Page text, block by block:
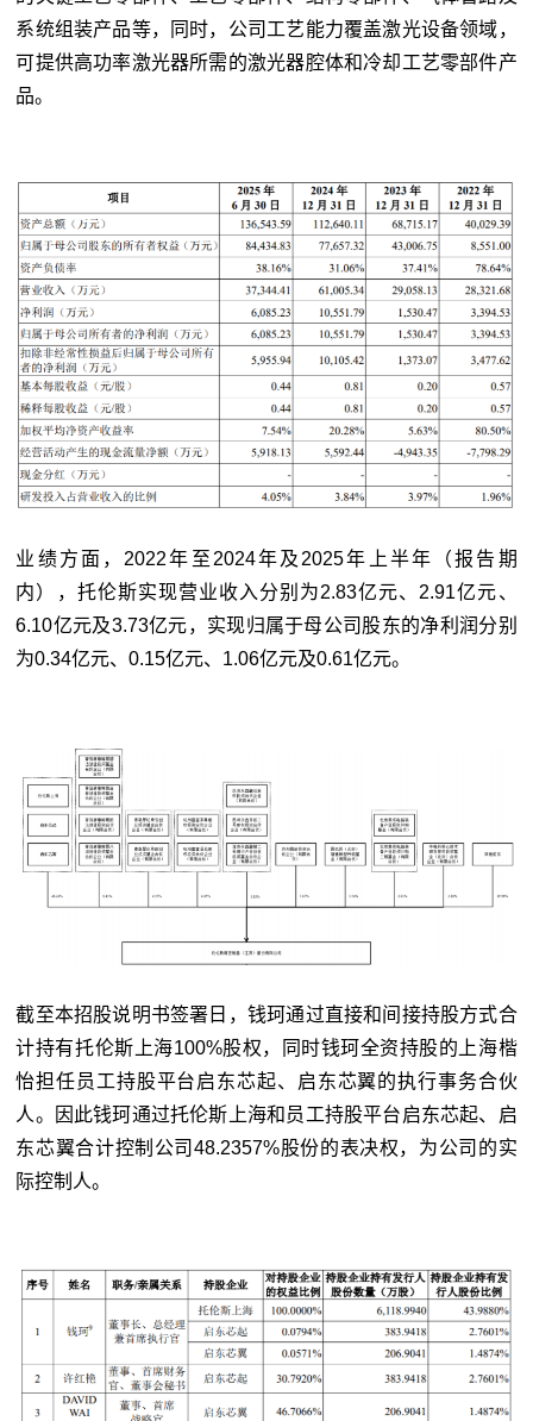
系统组装产品等，同时，公司工艺能力覆盖激光设备领域，
可提供高功率激光器所需的激光器腔体和冷却工艺零部件产
品。
业绩方面，2022年至2024年及2025年上半年（报告期
内），托伦斯实现营业收入分别为2.83亿元、2.91亿元、
6.10亿元及3.73亿元，实现归属于母公司股东的净利润分别
为0.34亿元、0.15亿元、1.06亿元及0.61亿元。
截至本招股说明书签署日，钱珂通过直接和间接持股方式合
计持有托伦斯上海100%股权，同时钱珂全资持股的上海楷
怡担任员工持股平台启东芯起、启东芯翼的执行事务合伙
人。因此钱珂通过托伦斯上海和员工持股平台启东芯起、启
东芯翼合计控制公司48.2357%股份的表决权，为公司的实
际控制人。